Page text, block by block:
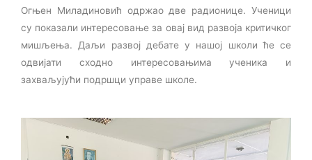
Огњен Миладиновић одржао две радионице. Ученици
су показали интересовање за овај вид развоја критичког
мишљења. Даљи развој дебате у нашој школи ће се
одвијати сходно интересовањима ученика и
захваљујући подршци управе школе.